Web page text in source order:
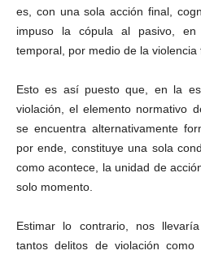
es, con una sola acción final,
impuso la cópula al pasivo, en
temporal, por medio de la violencia
Esto es así puesto que, en la
violación, el elemento normativo
se encuentra alternativamente
por ende, constituye una sola
como acontece, la unidad de
solo momento.
Estimar lo contrario, nos
tantos delitos de violación como